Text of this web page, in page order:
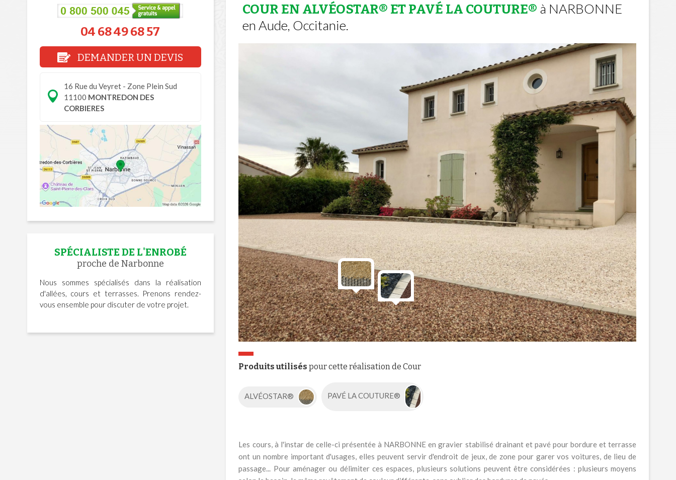
04 68 49 68 57
DEMANDER UN DEVIS
16 Rue du Veyret - Zone Plein Sud
11100 MONTREDON DES
CORBIERES
SPÉCIALISTE DE L'ENROBÉ
proche de Narbonne
Nous sommes spécialisés dans la réalisation
d'allées, cours et terrasses. Prenons rendez-
vous ensemble pour discuter de votre projet.
COUR EN ALVÉOSTAR® ET PAVÉ LA COUTURE® à NARBONNE
en Aude, Occitanie.
Produits utilisés pour cette réalisation de Cour
ALVÉOSTAR® PAVÉ LA COUTURE®
Les cours, à l'instar de celle-ci présentée à NARBONNE en gravier stabilisé drainant et pavé pour bordure et terrasse
ont un nombre important d'usages, elles peuvent servir d'endroit de jeux, de zone pour garer vos voitures, de lieu de
passage... Pour aménager ou délimiter ces espaces, plusieurs solutions peuvent être considérées : plusieurs moyens